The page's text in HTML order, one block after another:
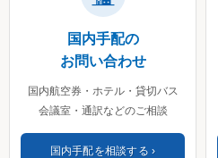
国内手配の
お問い合わせ
国内航空券・ホテル・貸切バス
会議室・通訳などのご相談
国内手配を相談する